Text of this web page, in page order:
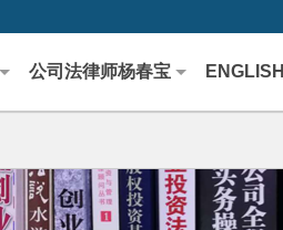
公司法律师杨春宝 ENGLISH